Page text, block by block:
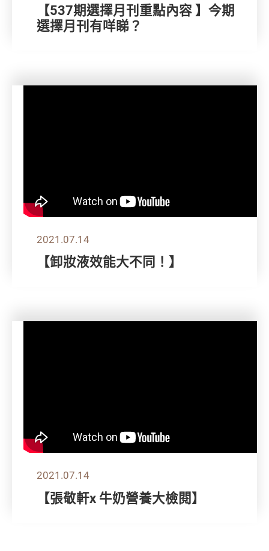
【537期選擇月刊重點內容 】今期
選擇月刊有咩睇？
2021.07.14
【卸妝液效能大不同！】
2021.07.14
【張敬軒x 牛奶營養大檢閱】